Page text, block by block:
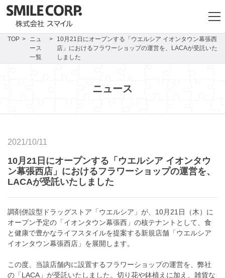
TOP
ニュ
ース
一覧
10月21日にオープンする「ウエルシア イオンタウン幕張西
店」におけるフラワーショップの運営を、LACAが受託いた
しました
ニュース
2021/10/11
10月21日にオープンする「ウエルシア イオンタウ
ン幕張西店」におけるフラワーショップの運営を、
LACAが受託いたしました
調剤併設型ドラッグストア「ウエルシア」が、10月21日（木）に
オープン予定の「イオンタウン幕張西」の核テナントとして、食
と健康で豊かなライフスタイルを提案する新規店舗「ウエルシア
イオンタウン幕張西店」を展開します。
この度、当該店舗内に設置するフラワーショップの運営を、弊社
の「LACA」が受託いたしました。切り花や鉢植えに加え、雑貨な